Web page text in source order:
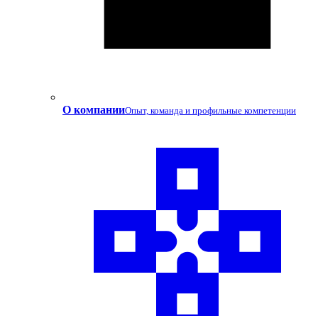
О компанииОпыт, команда и профильные компетенции